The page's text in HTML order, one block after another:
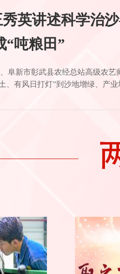
秀英讲述科学治
“吨粮田”
阜新市彰武县农经总站高级农艺
、有风日打灯”到沙地增绿、产